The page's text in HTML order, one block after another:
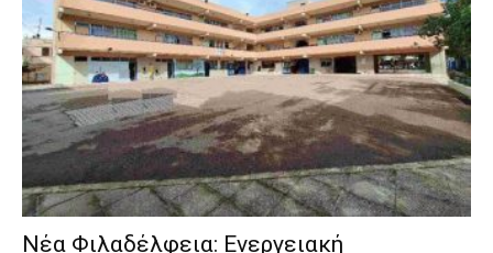
Νέα Φιλαδέλφεια: Ενεργειακή